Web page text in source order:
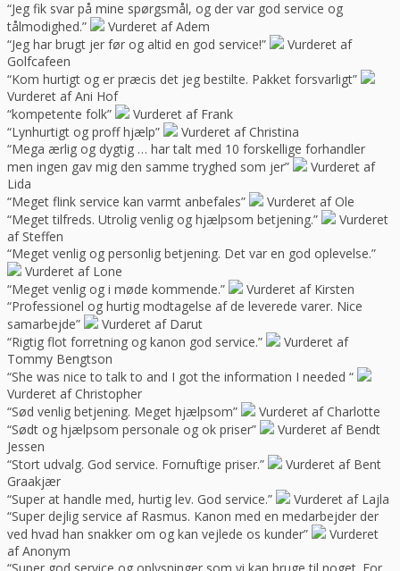
“Jeg fik svar på mine spørgsmål, og der var god service og
tålmodighed.”
Vurderet af Adem
“Jeg har brugt jer før og altid en god service!”
Vurderet af
Golfcafeen
“Kom hurtigt og er præcis det jeg bestilte. Pakket forsvarligt”
Vurderet af Ani Hof
“kompetente folk”
Vurderet af Frank
“Lynhurtigt og proff hjælp”
Vurderet af Christina
“Mega ærlig og dygtig … har talt med 10 forskellige forhandler
men ingen gav mig den samme tryghed som jer”
Vurderet af
Lida
“Meget flink service kan varmt anbefales”
Vurderet af Ole
“Meget tilfreds. Utrolig venlig og hjælpsom betjening.”
Vurderet
af Steffen
“Meget venlig og personlig betjening. Det var en god oplevelse.”
Vurderet af Lone
“Meget venlig og i møde kommende.”
Vurderet af Kirsten
“Professionel og hurtig modtagelse af de leverede varer. Nice
samarbejde”
Vurderet af Darut
“Rigtig flot forretning og kanon god service.”
Vurderet af
Tommy Bengtson
“She was nice to talk to and I got the information I needed “
Vurderet af Christopher
“Sød venlig betjening. Meget hjælpsom”
Vurderet af Charlotte
“Sødt og hjælpsom personale og ok priser”
Vurderet af Bendt
Jessen
“Stort udvalg. God service. Fornuftige priser.”
Vurderet af Bent
Graakjær
“Super at handle med, hurtig lev. God service.”
Vurderet af Lajla
“Super dejlig service af Rasmus. Kanon med en medarbejder der
ved hvad han snakker om og kan vejlede os kunder”
Vurderet
af Anonym